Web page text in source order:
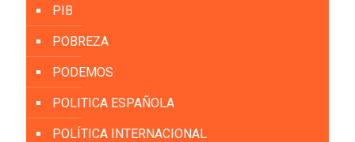
PIB
POBREZA
PODEMOS
POLITICA ESPAÑOLA
POLÍTICA INTERNACIONAL